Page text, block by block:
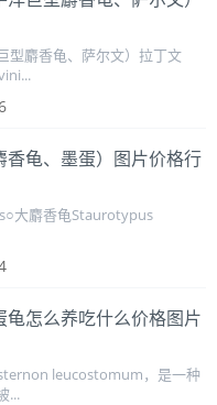
型麝香龟、萨尔文）拉丁文
香龟、墨蛋）图片价格行
大麝香龟Staurotypus
龟怎么养吃什么价格图片
leucostomum，是一种
...